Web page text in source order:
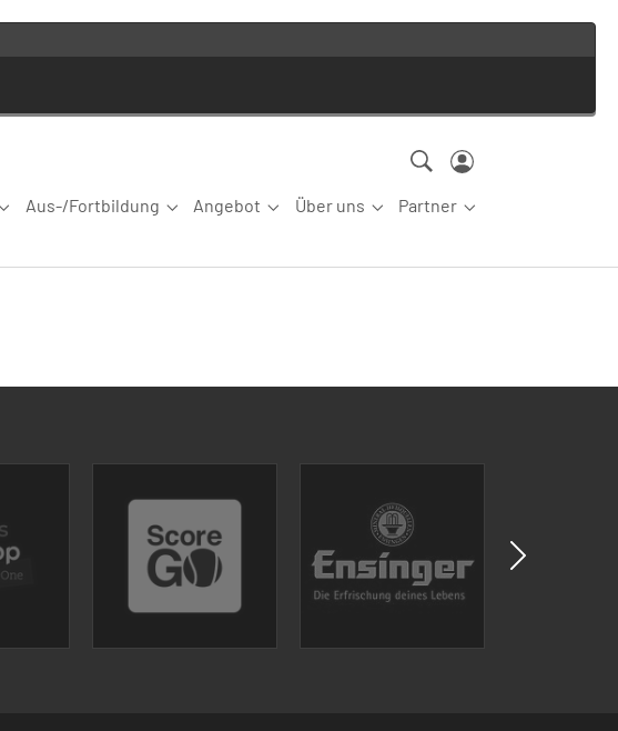
Submenu for "Wettkampfsport"
Aus-/Fortbildung
Submenu for "Aus-/Fortbildung"
Angebot
Submenu for "Angebot"
Über uns
Submenu for "Über uns"
Partner
Submenu for